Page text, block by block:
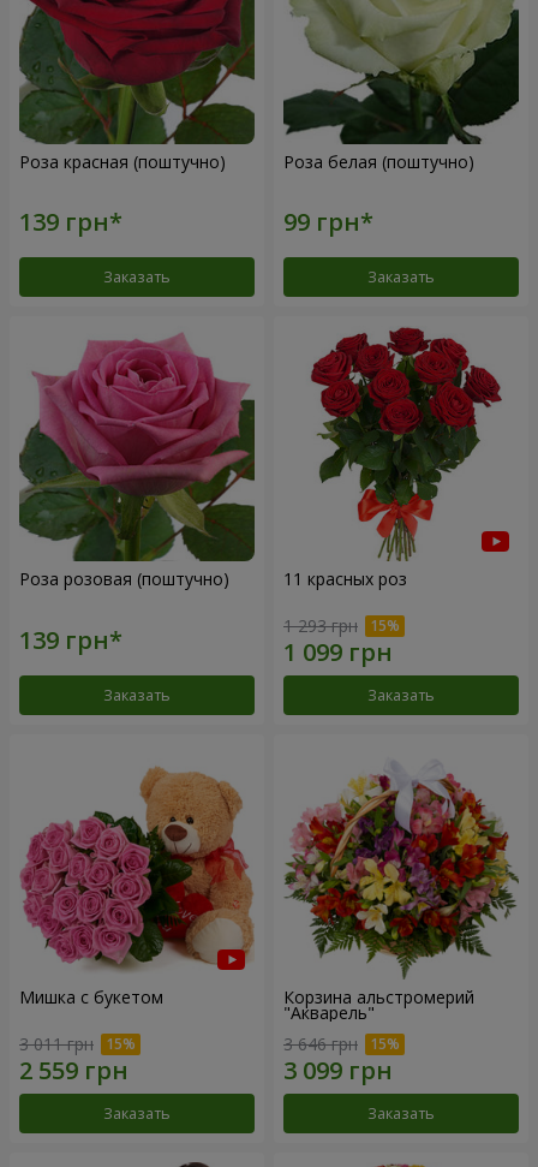
Роза красная (поштучно)
Заказать
Роза белая (поштучно)
Заказать
Роза розовая (поштучно)
Заказать
11 красных роз
1 293 грн
Заказать
Мишка с букетом
3 011 грн
Заказать
Корзина альстромерий
"Акварель"
3 646 грн
Заказать